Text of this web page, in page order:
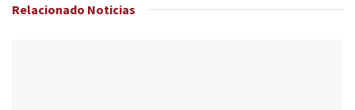
Relacionado Noticias